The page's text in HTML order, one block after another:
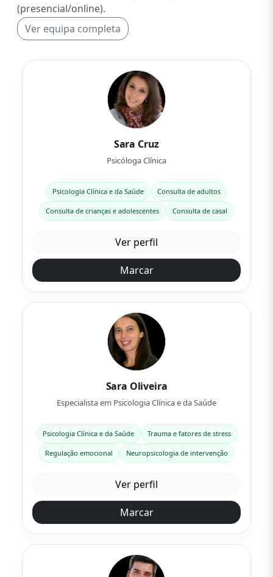
(presencial/online).
Ver equipa completa
Sara Cruz
Psicóloga Clínica
Psicologia Clínica e da Saúde Consulta de adultos
Consulta de crianças e adolescentes Consulta de casal
Ver perfil
Marcar
Sara Oliveira
Especialista em Psicologia Clínica e da Saúde
Psicologia Clínica e da Saúde Trauma e fatores de stress
Regulação emocional Neuropsicologia de intervenção
Ver perfil
Marcar